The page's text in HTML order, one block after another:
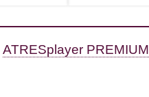
ATRESplayer PREMIUM